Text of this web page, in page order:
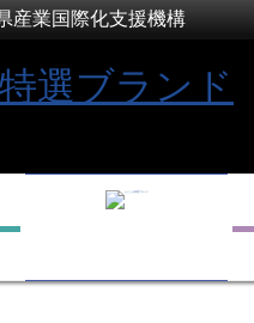
業国際化支援機構